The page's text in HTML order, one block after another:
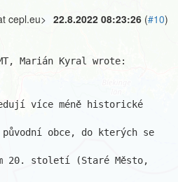
22.8.2022 08:23:26 (#10)
cepl.eu>
více méně historické
obce, do kterých se
20. století (Staré Město,